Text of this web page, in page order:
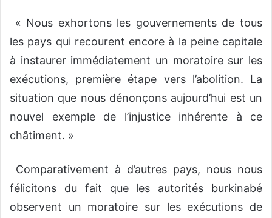
« Nous exhortons les gouvernements de tous
les pays qui recourent encore à la peine capitale
à instaurer immédiatement un moratoire sur les
exécutions, première étape vers l’abolition. La
situation que nous dénonçons aujourd’hui est un
nouvel exemple de l’injustice inhérente à ce
châtiment. »
Comparativement à d’autres pays, nous nous
félicitons du fait que les autorités burkinabé
observent un moratoire sur les exécutions de